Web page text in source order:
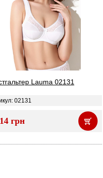
Lauma 02131
02131
грн